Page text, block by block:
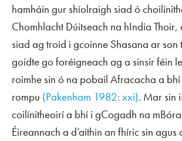
hamháin gur shíolraigh siad ó
Chomhlacht Dúitseach na hIndia
siad ag troid i gcoinne Shasana ar son
goidte go foréigneach ag a sinsir féin
roimhe sin ó na pobail Afracacha a
rompu (Pakenham 1982: xxi). Mar sin
coilínitheoirí a bhí i gCogadh na
Éireannach a d’aithin an fhíric sin agus